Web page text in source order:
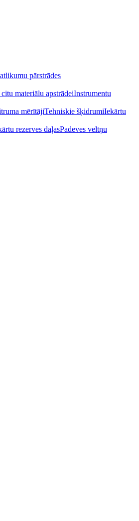
pārstrādes
materiālu apstrādeiInstrumentu
mērītājiTehniskie šķidrumiIekārtu
rezerves daļasPadeves veltņu